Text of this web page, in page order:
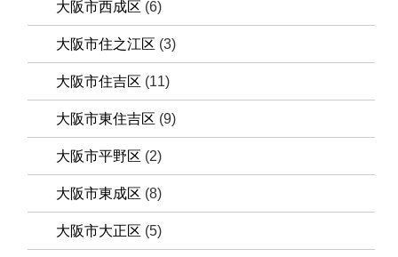
大阪市西成区 (6)
大阪市住之江区 (3)
大阪市住吉区 (11)
大阪市東住吉区 (9)
大阪市平野区 (2)
大阪市東成区 (8)
大阪市大正区 (5)